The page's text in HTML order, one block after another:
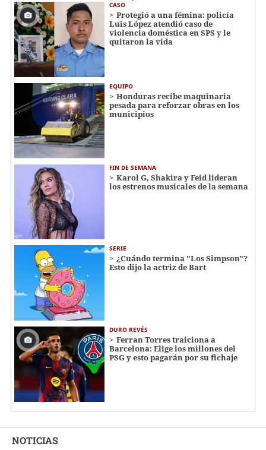
CASO
Protegió a una fémina: policía
Luis López atendió caso de
violencia doméstica en SPS y le
quitaron la vida
EQUIPO
Honduras recibe maquinaria
pesada para reforzar obras en los
municipios
FIN DE SEMANA
Karol G, Shakira y Feid lideran
los estrenos musicales de la semana
SERIE
¿Cuándo termina "Los Simpson"?
Esto dijo la actriz de Bart
DURO REVÉS
Ferran Torres traiciona a
Barcelona: Elige los millones del
PSG y esto pagarán por su fichaje
NOTICIAS